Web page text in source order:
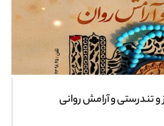
تندرستی و آرامش روانی